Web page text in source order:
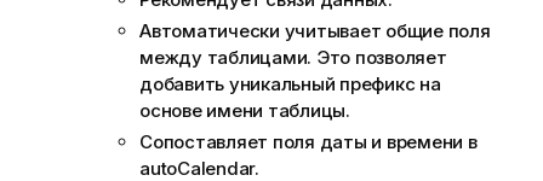
Автоматически учитывает общие поля
между таблицами. Это позволяет
добавить уникальный префикс на
основе имени таблицы.
Сопоставляет поля даты и времени в
autoCalendar.